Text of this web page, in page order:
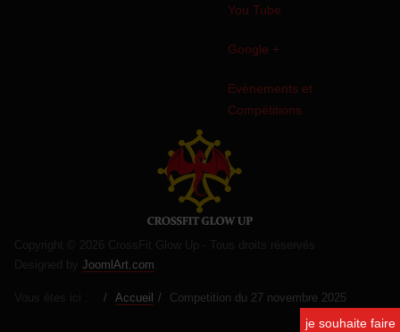
You Tube
Google +
Evènements et
Compétitions
JoomlArt.com
Accueil Competition du 27 novembre 2025
je souhaite faire